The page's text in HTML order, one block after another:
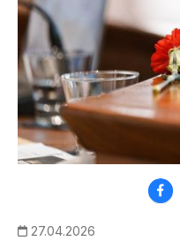
27.04.2026